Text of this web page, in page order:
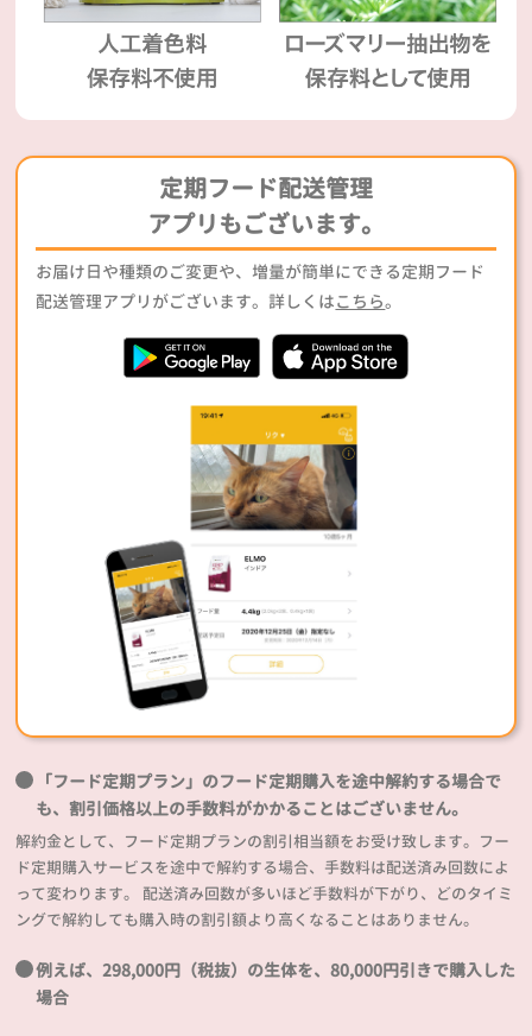
定期フード配送管理
アプリもございます。
お届け日や種類のご変更や、増量が簡単にできる定期フード
配送管理アプリがございます。詳しくはこちら。
「フード定期プラン」のフード定期購入を途中解約する場合で
も、割引価格以上の手数料がかかることはございません。
解約金として、フード定期プランの割引相当額をお受け致します。フー
ド定期購入サービスを途中で解約する場合、手数料は配送済み回数によ
って変わります。 配送済み回数が多いほど手数料が下がり、どのタイミ
ングで解約しても購入時の割引額より高くなることはありません。
例えば、298,000円（税抜）の生体を、80,000円引きで購入した
場合